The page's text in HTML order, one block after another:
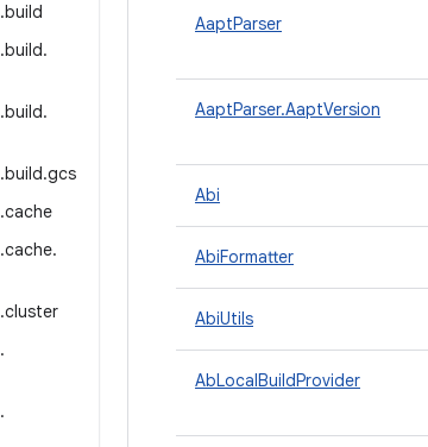
.build
.build.
.build.
.build.gcs
.cache
.cache.
.cluster
.
.
AaptParser
AaptParser.AaptVersion
Abi
AbiFormatter
AbiUtils
AbLocalBuildProvider